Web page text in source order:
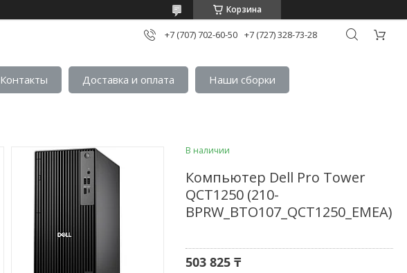
Корзина
+7 (707) 702-60-50 +7 (727) 328-73-28
Контакты Доставка и оплата Наши сборки
В наличии
Компьютер Dell Pro Tower
QCT1250 (210-
BPRW_BTO107_QCT1250_EMEA)
503 825 ₸